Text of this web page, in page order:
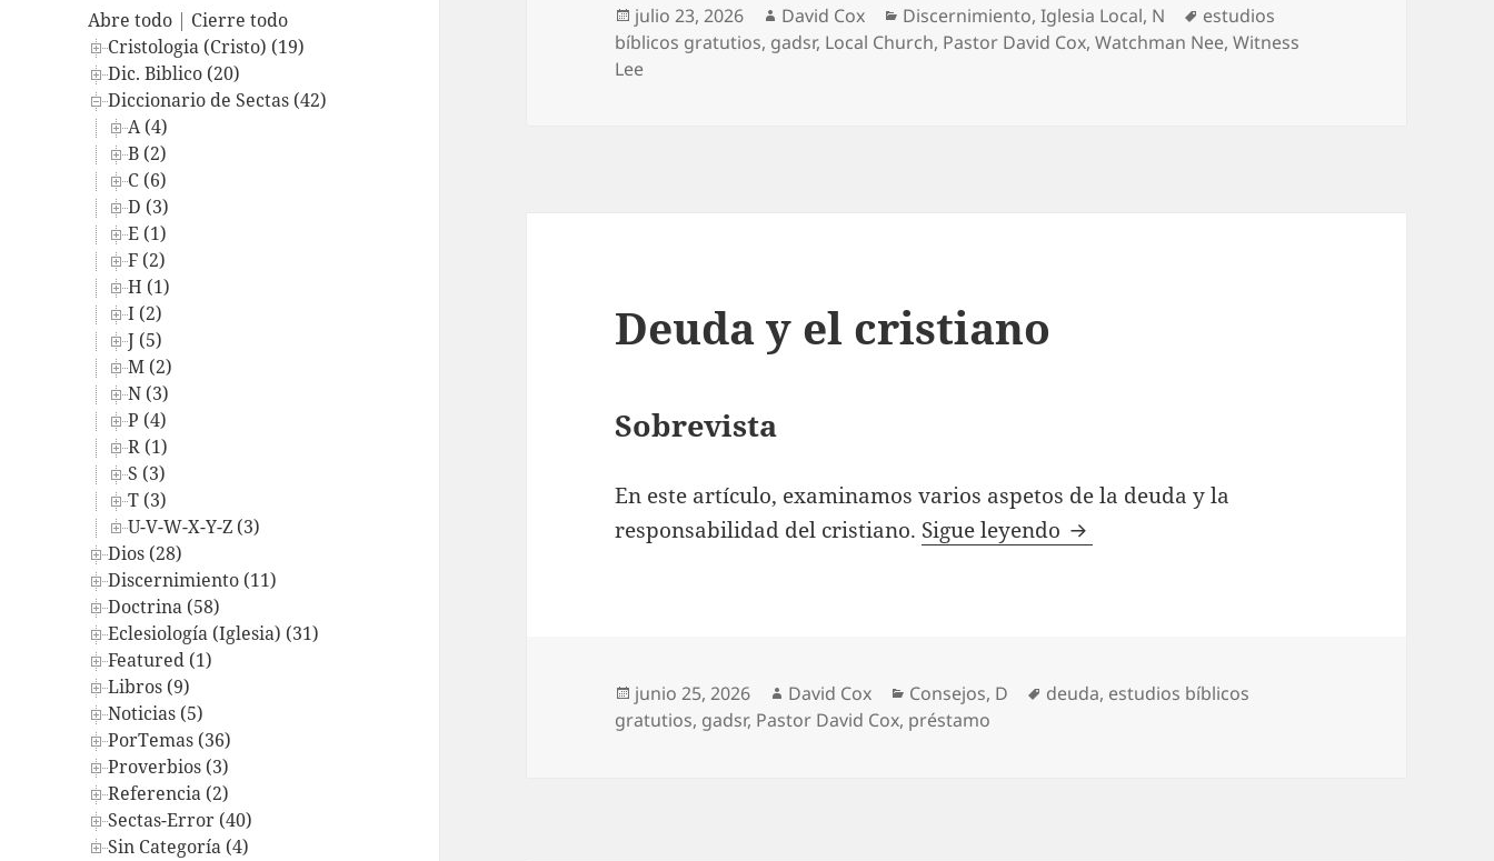
Abre todo | Cierre todo
Cristologia (Cristo) (19)
Dic. Biblico (20)
Diccionario de Sectas (42)
A (4)
B (2)
C (6)
D (3)
E (1)
F (2)
H (1)
I (2)
J (5)
M (2)
N (3)
P (4)
R (1)
S (3)
T (3)
U-V-W-X-Y-Z (3)
Dios (28)
Discernimiento (11)
Doctrina (58)
Eclesiología (Iglesia) (31)
Featured (1)
Libros (9)
Noticias (5)
PorTemas (36)
Proverbios (3)
Referencia (2)
Sectas-Error (40)
Sin Categoría (4)
Publicado
el
julio 23, 2026 Autor
David Cox Categorías
Discernimiento,Iglesia Local, N Etiquetas
estudios
bíblicos gratutios, gadsr, Local Church, Pastor David Cox,Watchman Nee,Witness
Lee
Deuda y el cristiano
Sobrevista
En este artículo, examinamos varios aspetos de la deuda y la
responsabilidad del cristiano. Sigue leyendo Deuda y el cristiano
Publicado
el
junio 25, 2026 Autor
David Cox Categorías
Consejos, D Etiquetas
deuda, estudios bíblicos
gratutios, gadsr, Pastor David Cox, préstamo